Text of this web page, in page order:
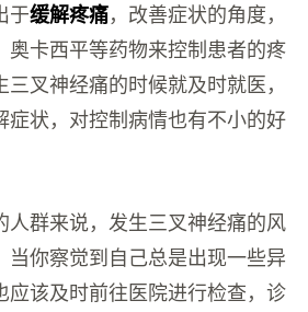
于缓解疼痛，改善症状的角度，
奥卡西平等药物来控制患者的疼
叉神经痛的时候就及时就医，
症状，对控制病情也有不小的好
人群来说，发生三叉神经痛的风
当你察觉到自己总是出现一些异
应该及时前往医院进行检查，诊